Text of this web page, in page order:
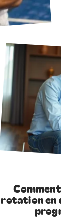
rotation en